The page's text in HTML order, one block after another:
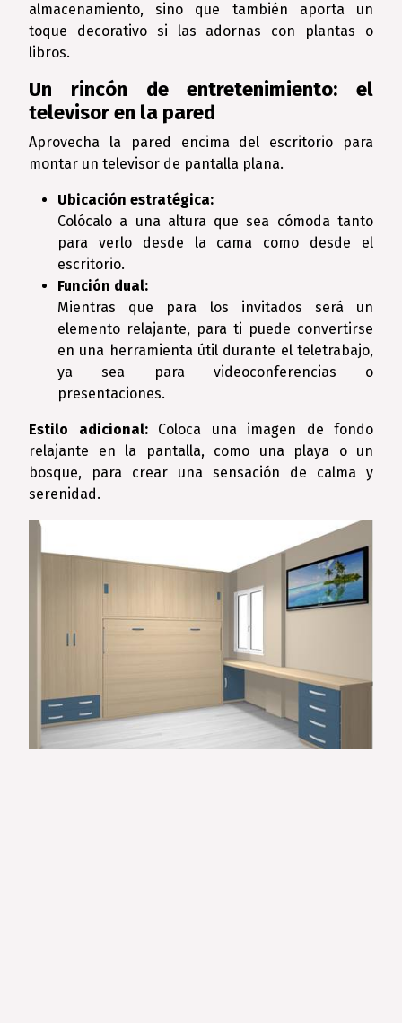
almacenamiento, sino que también aporta un
toque decorativo si las adornas con plantas o
libros.
Un rincón de entretenimiento: el
televisor en la pared
Aprovecha la pared encima del escritorio para
montar un televisor de pantalla plana.
Ubicación estratégica:
Colócalo a una altura que sea cómoda tanto
para verlo desde la cama como desde el
escritorio.
Función dual:
Mientras que para los invitados será un
elemento relajante, para ti puede convertirse
en una herramienta útil durante el teletrabajo,
ya sea para videoconferencias o
presentaciones.
Estilo adicional:Coloca una imagen de fondo
relajante en la pantalla, como una playa o un
bosque, para crear una sensación de calma y
serenidad.